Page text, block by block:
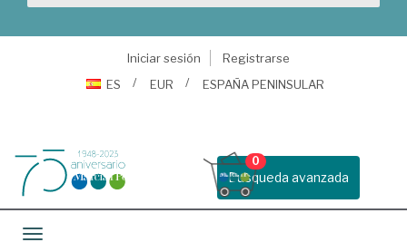
Iniciar sesión
Registrarse
ES
EUR ESPAÑA PENINSULAR
Busqueda avanzada
0
Toggle navigation